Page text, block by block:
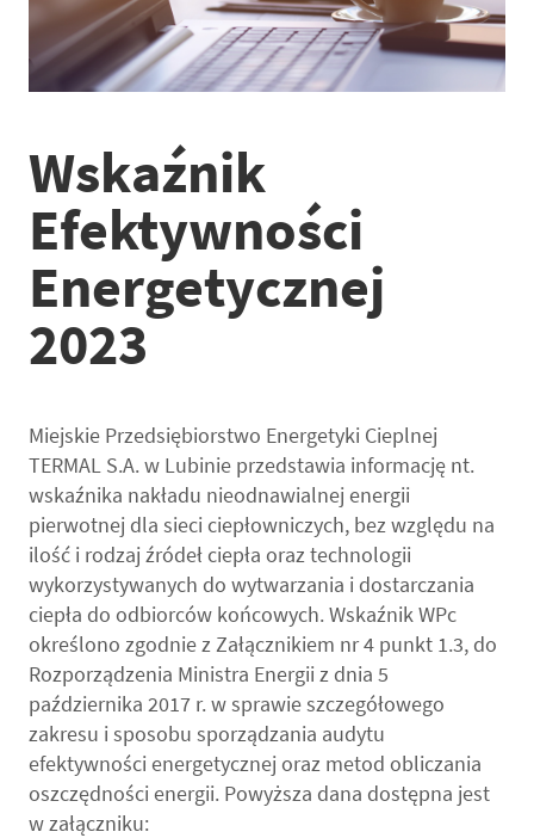
Wskaźnik
Efektywności
Energetycznej
2023
Miejskie Przedsiębiorstwo Energetyki Cieplnej
TERMAL S.A. w Lubinie przedstawia informację nt.
wskaźnika nakładu nieodnawialnej energii
pierwotnej dla sieci ciepłowniczych, bez względu na
ilość i rodzaj źródeł ciepła oraz technologii
wykorzystywanych do wytwarzania i dostarczania
ciepła do odbiorców końcowych. Wskaźnik WPc
określono zgodnie z Załącznikiem nr 4 punkt 1.3, do
Rozporządzenia Ministra Energii z dnia 5
października 2017 r. w sprawie szczegółowego
zakresu i sposobu sporządzania audytu
efektywności energetycznej oraz metod obliczania
oszczędności energii. Powyższa dana dostępna jest
w załączniku: